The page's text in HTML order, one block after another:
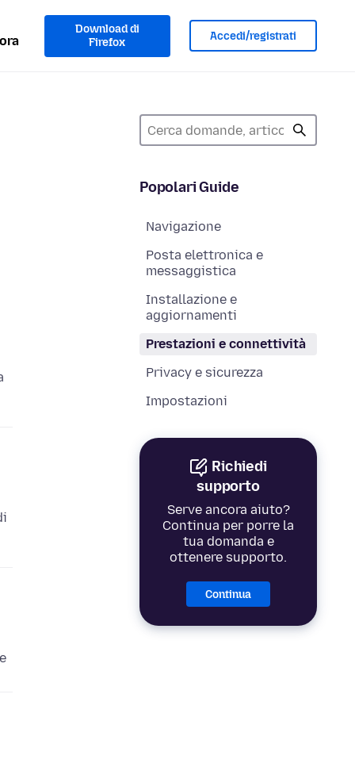
Download di
Firefox
Accedi/registrati
Popolari Guide
Navigazione
Posta elettronica e
messaggistica
Installazione e
aggiornamenti
Prestazioni e connettività
Privacy e sicurezza
Impostazioni
Richiedi
supporto
Serve ancora aiuto?
Continua per porre la
tua domanda e
ottenere supporto.
Continua